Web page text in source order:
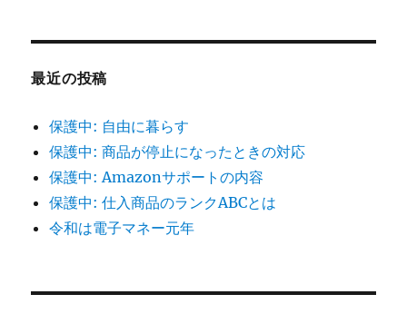
最近の投稿
保護中: 自由に暮らす
保護中: 商品が停止になったときの対応
保護中: Amazonサポートの内容
保護中: 仕入商品のランクABCとは
令和は電子マネー元年